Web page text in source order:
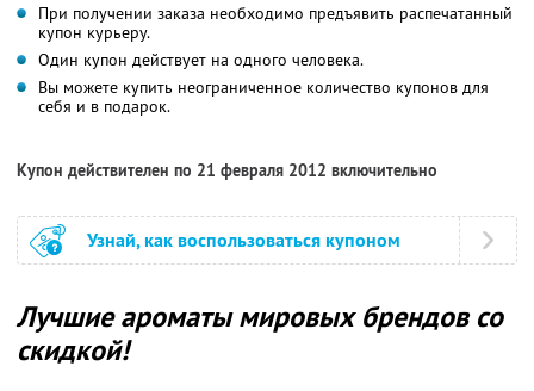
При получении заказа необходимо предъявить распечатанный
купон курьеру.
Один купон действует на одного человека.
Вы можете купить неограниченное количество купонов для
себя и в подарок.
Купон действителен по 21 февраля 2012 включительно
Узнай, как воспользоваться купоном
Лучшие ароматы мировых брендов со
скидкой!